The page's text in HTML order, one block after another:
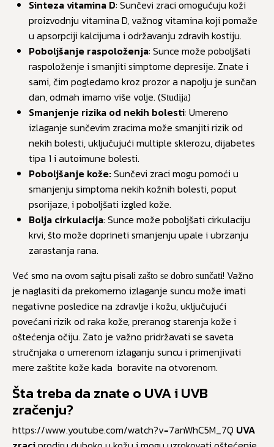
Sinteza vitamina D: Sunčevi zraci omogućuju koži
proizvodnju vitamina D, važnog vitamina koji pomaže
u apsorpciji kalcijuma i održavanju zdravih kostiju.
Poboljšanje raspoloženja: Sunce može poboljšati
raspoloženje i smanjiti simptome depresije. Znate i
sami, čim pogledamo kroz prozor a napolju je sunčan
dan, odmah imamo više volje. (Studija)
Smanjenje rizika od nekih bolesti: Umereno
izlaganje sunčevim zracima može smanjiti rizik od
nekih bolesti, uključujući multiple sklerozu, dijabetes
tipa 1 i autoimune bolesti.
Poboljšanje kože:Sunčevi zraci mogu pomoći u
smanjenju simptoma nekih kožnih bolesti, poput
psorijaze, i poboljšati izgled kože.
Bolja cirkulacija: Sunce može poboljšati cirkulaciju
krvi, što može doprineti smanjenju upale i ubrzanju
zarastanja rana.
Već smo na ovom sajtu pisali zašto se dobro sunčati! Važno
je naglasiti da prekomerno izlaganje suncu može imati
negativne posledice na zdravlje i kožu, uključujući
povećani rizik od raka kože, preranog starenja kože i
oštećenja očiju. Zato je važno pridržavati se saveta
stručnjaka o umerenom izlaganju suncu i primenjivati
mere zaštite kože kada boravite na otvorenom.
Šta treba da znate o UVA i UVB
zračenju?
https://www.youtube.com/watch?v=7anWhC5M_7Q UVA